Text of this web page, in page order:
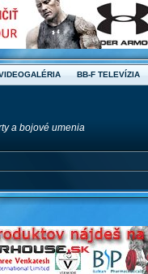
BB-F TELEVÍZIA
a bojové umenia